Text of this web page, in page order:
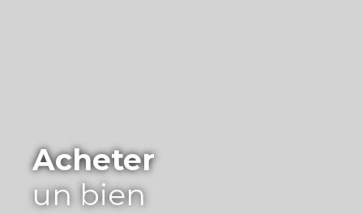
Acheter
un bien